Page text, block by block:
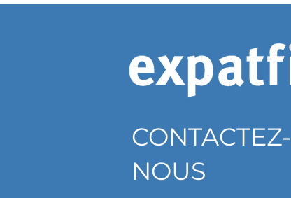
CONTACTEZ-
NOUS